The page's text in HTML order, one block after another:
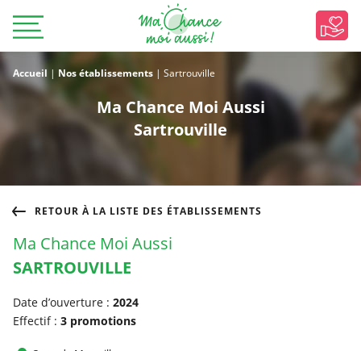
Accueil | Nos établissements | Sartrouville
Ma Chance Moi Aussi
Sartrouville
RETOUR À LA LISTE DES ÉTABLISSEMENTS
Ma Chance Moi Aussi
SARTROUVILLE
Date d’ouverture : 2024
Effectif : 3 promotions